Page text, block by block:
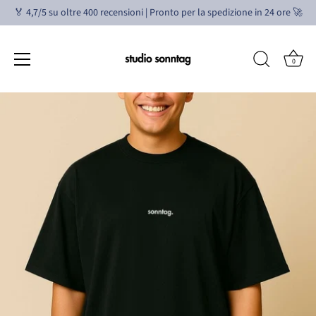
🏅 4,7/5 su oltre 400 recensioni | Pronto per la spedizione in 24 ore 🚀
0
Tabella delle taglie in CM